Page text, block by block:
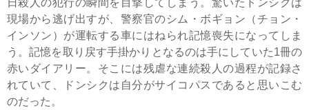
日殺人の犯行の瞬間を目撃してしまう。驚いたドンシクは
現場から逃げ出すが、警察官のシム・ボギョン（チョン・
インソン）が運転する車にはねられ記憶喪失になってしま
う。記憶を取り戻す手掛かりとなるのは手にしていた1冊の
赤いダイアリー。そこには残虐な連続殺人の過程が記録さ
れていて、ドンシクは自分がサイコパスであると思いこむ
のだった。